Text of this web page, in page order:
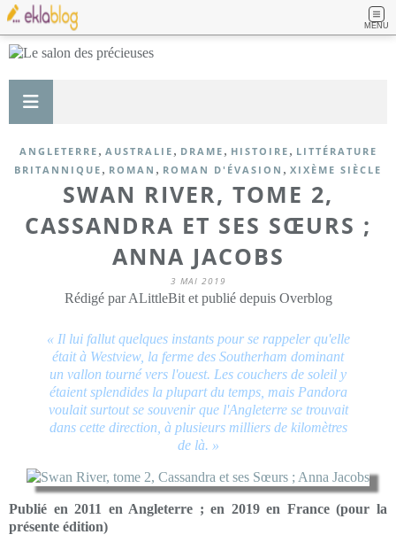
MENU
ANGLETERRE , AUSTRALIE , DRAME , HISTOIRE , LITTÉRATURE
BRITANNIQUE , ROMAN , ROMAN D'ÉVASION , XIXÈME SIÈCLE
SWAN RIVER, TOME 2,
CASSANDRA ET SES SŒURS ;
ANNA JACOBS
3 MAI 2019
Rédigé par ALittleBit et publié depuis Overblog
« Il lui fallut quelques instants pour se rappeler qu'elle
était à Westview, la ferme des Southerham dominant
un vallon tourné vers l'ouest. Les couchers de soleil y
étaient splendides la plupart du temps, mais Pandora
voulait surtout se souvenir que l'Angleterre se trouvait
dans cette direction, à plusieurs milliers de kilomètres
de là. »
Publié en 2011 en Angleterre ; en 2019 en France (pour la
présente édition)